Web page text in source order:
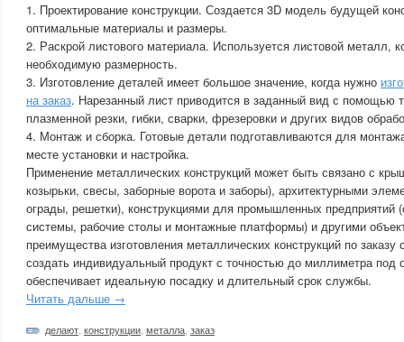
1. Проектирование конструкции. Создается 3D модель будущей
оптимальные материалы и размеры.
2. Раскрой листового материала. Используется листовой металл,
необходимую размерность.
3. Изготовление деталей имеет большое значение, когда нужно
на заказ. Нарезанный лист приводится в заданный вид с помощью
плазменной резки, гибки, сварки, фрезеровки и других видов
4. Монтаж и сборка. Готовые детали подготавливаются для
месте установки и настройка.
Применение металлических конструкций может быть связано с
козырьки, свесы, заборные ворота и заборы), архитектурными
ограды, решетки), конструкциями для промышленных предприятий
системы, рабочие столы и монтажные платформы) и другими
преимущества изготовления металлических конструкций по
создать индивидуальный продукт с точностью до миллиметра под
обеспечивает идеальную посадку и длительный срок службы.
Читать дальше →
делают конструкции металла заказ